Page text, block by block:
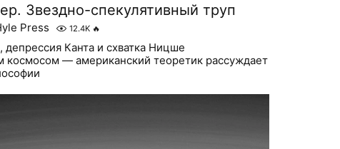
Звездно-спекулятивный труп
Press 12.4K 🔥
Канта и схватка Ницше
космосом — американский теоретик рассуждает